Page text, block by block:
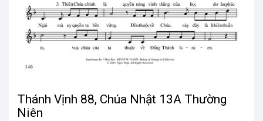
Thánh Vịnh 88, Chúa Nhật 13A Thường
Niên